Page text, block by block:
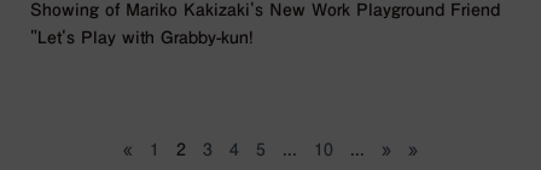
Showing of Mariko Kakizaki's New Work Playground Friend
"Let's Play with Grabby-kun!
« 1 2 3 4 5 ... 10 ... » »